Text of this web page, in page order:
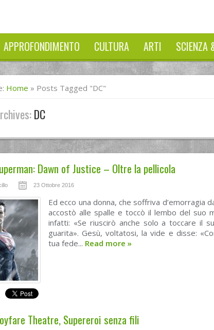
APPROFONDIMENTO CULTURA ARTI SCIENZA
Home » Posts Tagged "DC"
DC
Dawn of Justice – Oltre la pellicola
23 Ottobre 2016
Ed ecco una donna, che soffriva d’emorragia
accostò alle spalle e toccò il lembo del suo
infatti: «Se riuscirò anche solo a toccare il
guarita». Gesù, voltatosi, la vide e disse:
tua fede... Read more »
Theatre, Supereroi senza fili